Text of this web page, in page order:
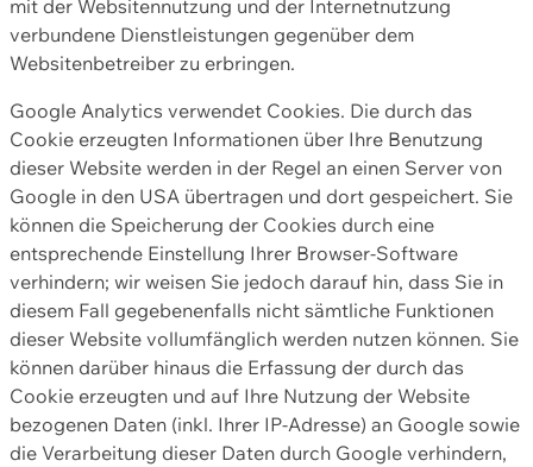
mit der Websitennutzung und der Internetnutzung
verbundene Dienstleistungen gegenüber dem
Websitenbetreiber zu erbringen.
Google Analytics verwendet Cookies. Die durch das
Cookie erzeugten Informationen über Ihre Benutzung
dieser Website werden in der Regel an einen Server von
Google in den USA übertragen und dort gespeichert. Sie
können die Speicherung der Cookies durch eine
entsprechende Einstellung Ihrer Browser-Software
verhindern; wir weisen Sie jedoch darauf hin, dass Sie in
diesem Fall gegebenenfalls nicht sämtliche Funktionen
dieser Website vollumfänglich werden nutzen können. Sie
können darüber hinaus die Erfassung der durch das
Cookie erzeugten und auf Ihre Nutzung der Website
bezogenen Daten (inkl. Ihrer IP-Adresse) an Google sowie
die Verarbeitung dieser Daten durch Google verhindern,